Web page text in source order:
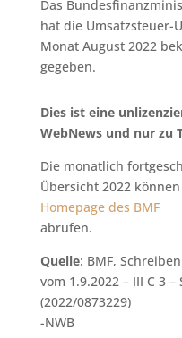
Das
hat die Umsatzsteuer-
Monat August 2022
gegeben.
Dies ist eine
WebNews und nur zu
Die monatlich
Übersicht 2022
Homepage des BMF
abrufen.
Quelle: BMF, Schreiben
vom 1.9.2022 – III C 3
(2022/0873229)
-NWB